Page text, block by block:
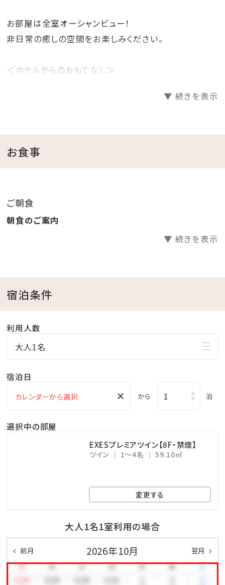
お部屋は全室オーシャンビュー！
非日常の癒しの空間をお楽しみください。
＜ホテルからのおもてなし＞
（ホテル玄関と駐車場間のお車の移動をホテルスタッフ
・バスローブ・ビーチパーカー・セパレートタイプのナイ
トウェアをご用意
＜館内施設のご案内＞
・フィットネスジムご利用無料 ⇒ 5：00～22：00（最終受
18：00／7～9月 9：00～22：00
※屋外プールのご利用は、時期により営業時間が変更
・エステサロン「CREER DU SPA」 ⇒ 10：00～21：
00（最終受付20：00) ※年中無休
22：30）
・コインランドリー （有料） ⇒ 24時間営業（3階）
※全室禁煙ルームでございます。
での予約をお願い致します。
公式ホームページより、「Dinner」→「詳細を見る」よ
りご予約下さい。
※駐車場は有料です（1泊あたり1,000円、上限3,000
円 ※4泊以上は3,000円）
※EXESプレミアツインにご宿泊のお客様は駐車場無料
▼ 続きを表示
お食事
ご朝食
朝食のご案内
▼ 続きを表示
宿泊条件
利用人数
大人1名
宿泊日
× から 泊
選択中の部屋
EXESプレミアツイン【8F・禁煙】
ツイン 1～4名 59.10㎡
変更する
大人1名1室利用の場合
前月 2026年10月 翌月